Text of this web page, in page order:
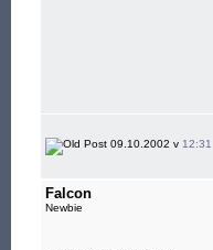
09.10.2002 v 12:31
Falcon
Newbie